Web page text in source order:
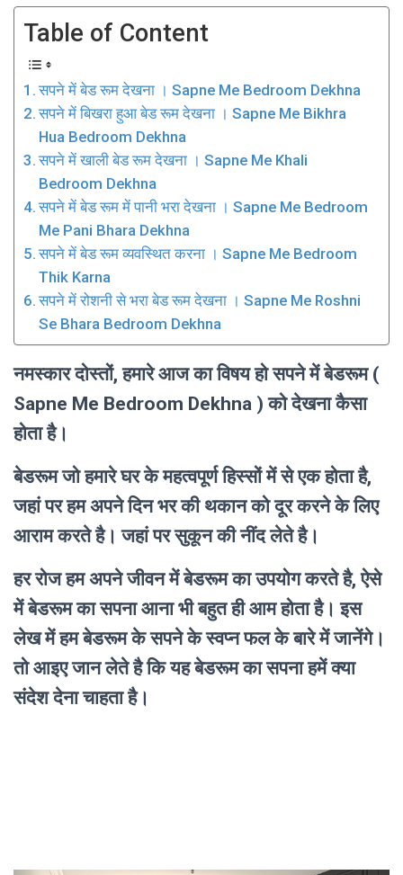
Table of Content
सपने में बेड रूम देखना । Sapne Me Bedroom Dekhna
सपने में बिखरा हुआ बेड रूम देखना । Sapne Me Bikhra
Hua Bedroom Dekhna
सपने में खाली बेड रूम देखना । Sapne Me Khali
Bedroom Dekhna
सपने में बेड रूम में पानी भरा देखना । Sapne Me Bedroom
Me Pani Bhara Dekhna
सपने में बेड रूम व्यवस्थित करना । Sapne Me Bedroom
Thik Karna
सपने में रोशनी से भरा बेड रूम देखना । Sapne Me Roshni
Se Bhara Bedroom Dekhna
नमस्कार दोस्तों, हमारे आज का विषय हो सपने में बेडरूम (
Sapne Me Bedroom Dekhna ) को देखना कैसा
होता है।
बेडरूम जो हमारे घर के महत्वपूर्ण हिस्सों में से एक होता है,
जहां पर हम अपने दिन भर की थकान को दूर करने के लिए
आराम करते है। जहां पर सुकून की नींद लेते है।
हर रोज हम अपने जीवन में बेडरूम का उपयोग करते है, ऐसे
में बेडरूम का सपना आना भी बहुत ही आम होता है। इस
लेख में हम बेडरूम के सपने के स्वप्न फल के बारे में जानेंगे।
तो आइए जान लेते है कि यह बेडरूम का सपना हमें क्या
संदेश देना चाहता है।